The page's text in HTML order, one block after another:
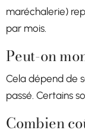
maréchalerie)
par mois.
Peut-on
Cela dépend de
passé. Certains
Combien